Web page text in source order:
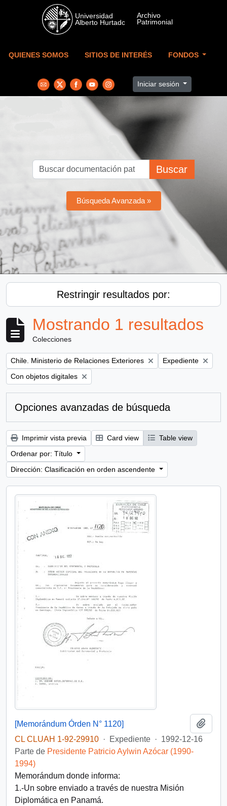
Skip to main content
QUIENES SOMOS SITIOS DE INTERÉS FONDOS
Iniciar sesión
Buscar
Búsqueda Avanzada »
Restringir resultados por:
Mostrando 1 resultados
Colecciones
Remove filter:
Chile. Ministerio de Relaciones Exteriores Remove filter:
Expediente
Remove filter:
Con objetos digitales
Opciones avanzadas de búsqueda
Imprimir vista previa Card view
Table view
Ordenar por: Título
Dirección: Clasificación en orden ascendente
[Memorándum Órden N° 1120]
CL CLUAH 1-92-29910 · Expediente · 1992-12-16
Parte de Presidente Patricio Aylwin Azócar (1990-
1994)
Memorándum donde informa:
1.-Un sobre enviado a través de nuestra Misión
Diplomática en Panamá.